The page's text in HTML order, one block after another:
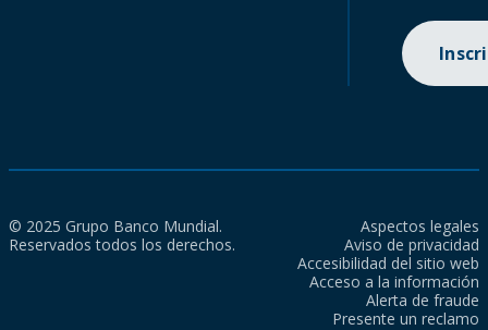
© 2025 Grupo Banco Mundial.
Reservados todos los derechos.
Aspectos legales
Aviso de privacidad
Accesibilidad del sitio web
Acceso a la información
Alerta de fraude
Presente un reclamo